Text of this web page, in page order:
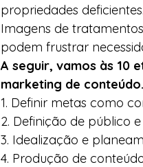
propriedades deficientes.
Imagens de
podem frustrar
A seguir, vamos às 10
marketing de conteúdo.
1. Definir metas como
2. Definição de público
3. Idealização e
4. Produção de